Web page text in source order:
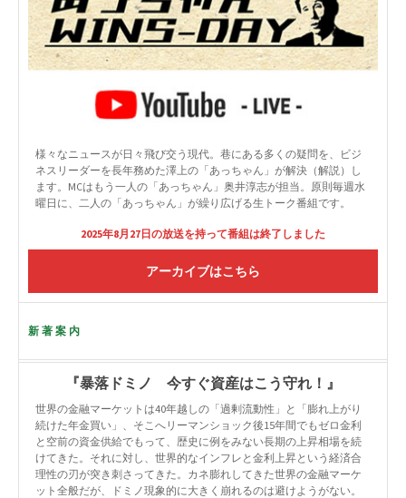
様々なニュースが日々飛び交う現代。巷にある多くの疑問を、ビジ
ネスリーダーを長年務めた澤上の「あっちゃん」が解決（解説）し
ます。MCはもう一人の「あっちゃん」奥井淳志が担当。原則毎週水
曜日に、二人の「あっちゃん」が繰り広げる生トーク番組です。
2025年8月27日の放送を持って番組は終了しました
アーカイブはこちら
新著案内
『暴落ドミノ 今すぐ資産はこう守れ！』
世界の金融マーケットは40年越しの「過剰流動性」と「膨れ上がり
続けた年金買い」、そこへリーマンショック後15年間でもゼロ金利
と空前の資金供給でもって、歴史に例をみない長期の上昇相場を続
けてきた。それに対し、世界的なインフレと金利上昇という経済合
理性の刃が突き刺さってきた。カネ膨れしてきた世界の金融マーケ
ット全般だが、ドミノ現象的に大きく崩れるのは避けようがない。